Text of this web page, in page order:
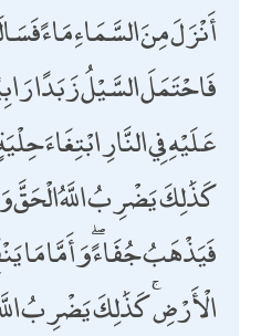
أَنْزَلَ مِنَ السَّمَاءِ مَاءً
فَاحْتَمَلَ السَّيْلُ زَبَدًا
عَلَيْهِ فِي النَّارِ ابْتِغَاءَ
كَذَٰلِكَ يَضْرِبُ اللَّهُ الْحَقَّ
فَيَذْهَبُ جُفَاءً ۖ وَأَمَّا مَا
الْأَرْضِ ۚ كَذَٰلِكَ يَضْرِبُ